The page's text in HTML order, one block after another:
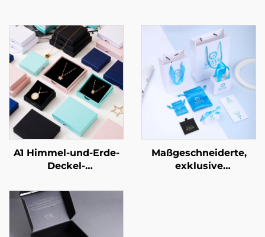
A1 Himmel-und-Erde-
Deckel-
für Ringe und
Halsketten –
kundenspezifische
Größe und Form,
Maßgeschneiderte,
exklusive